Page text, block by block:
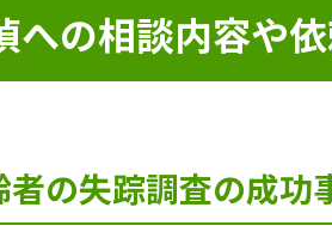
への相談内容や
者の失踪調査の成功